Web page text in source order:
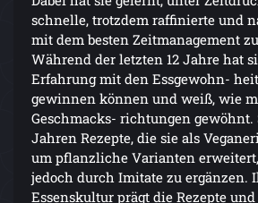
schnelle, trotzdem raffinierte und
mit dem besten Zeitmanagement
Während der letzten 12 Jahre hat
Erfahrung mit den Essgewohn-
gewinnen können und weiß, wie
Geschmacks- richtungen gewöhnt.
Jahren Rezepte, die sie als
um pflanzliche Varianten
jedoch durch Imitate zu ergänzen.
Essenskultur prägt die Rezepte